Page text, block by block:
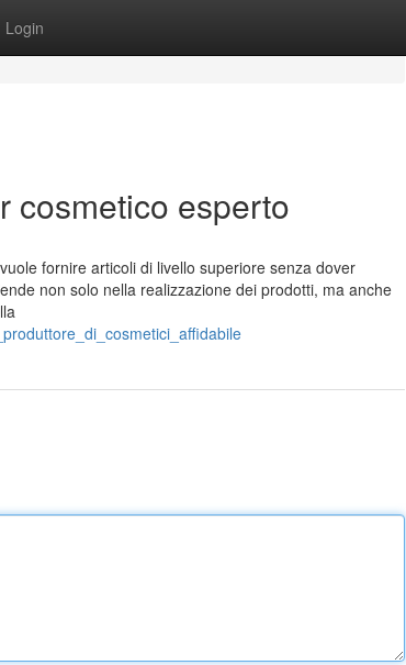
Login
cosmetico esperto
fornire articoli di livello superiore senza dover
non solo nella realizzazione dei prodotti, ma anche